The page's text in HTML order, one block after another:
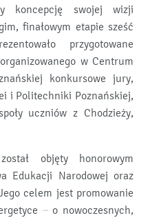
koncepcję swojej wizji
finałowym etapie sześć
przygotowane
w Centrum
konkursowe jury,
i Politechniki Poznańskiej,
uczniów z Chodzieży,
objęty honorowym
Edukacji Narodowej oraz
celem jest promowanie
– o nowoczesnych,